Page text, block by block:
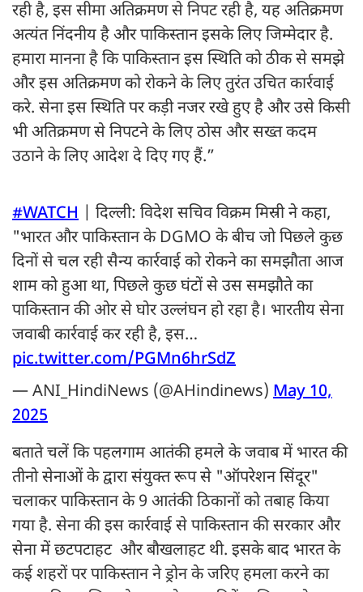
रही है, इस सीमा अतिक्रमण से निपट रही है, यह अतिक्रमण
अत्यंत निंदनीय है और पाकिस्तान इसके लिए जिम्मेदार है.
हमारा मानना है कि पाकिस्तान इस स्थिति को ठीक से समझे
और इस अतिक्रमण को रोकने के लिए तुरंत उचित कार्रवाई
करे. सेना इस स्थिति पर कड़ी नजर रखे हुए है और उसे किसी
भी अतिक्रमण से निपटने के लिए ठोस और सख्त कदम
उठाने के लिए आदेश दे दिए गए हैं.”
#WATCH | दिल्ली: विदेश सचिव विक्रम मिस्री ने कहा,
"भारत और पाकिस्तान के DGMO के बीच जो पिछले कुछ
दिनों से चल रही सैन्य कार्रवाई को रोकने का समझौता आज
शाम को हुआ था, पिछले कुछ घंटों से उस समझौते का
पाकिस्तान की ओर से घोर उल्लंघन हो रहा है। भारतीय सेना
जवाबी कार्रवाई कर रही है, इस…
pic.twitter.com/PGMn6hrSdZ
— ANI_HindiNews (@AHindinews) May 10,
2025
बताते चलें कि पहलगाम आतंकी हमले के जवाब में भारत की
तीनो सेनाओं के द्वारा संयुक्त रूप से "ऑपरेशन सिंदूर"
चलाकर पाकिस्तान के 9 आतंकी ठिकानों को तबाह किया
गया है. सेना की इस कार्रवाई से पाकिस्तान की सरकार और
सेना में छटपटाहट और बौखलाहट थी. इसके बाद भारत के
कई शहरों पर पाकिस्तान ने ड्रोन के जरिए हमला करने का